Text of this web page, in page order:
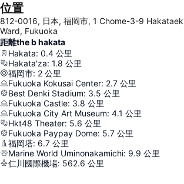
位置
812-0016, 日本, 福岡市, 1 Chome-3-9
Ward, Fukuoka
距離the b hakata
Hakata: 0.4 公里
Hakata'za: 1.8 公里
福岡市: 2 公里
Fukuoka Kokusai Center: 2.7 公里
Best Denki Stadium: 3.5 公里
Fukuoka Castle: 3.8 公里
Fukuoka City Art Museum: 4.1 公里
Hkt48 Theater: 5.6 公里
Fukuoka Paypay Dome: 5.7 公里
福岡塔: 6.7 公里
Marine World Uminonakamichi: 9.9 公里
仁川國際機場: 562.6 公里